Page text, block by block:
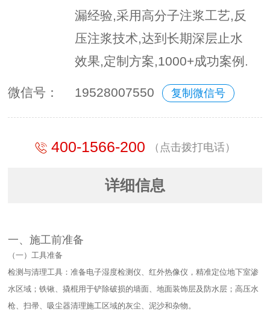
漏经验,采用高分子注浆工艺,反
压注浆技术,达到长期深层止水
效果,定制方案,1000+成功案例.
微信号： 19528007550 复制微信号
400-1566-200 （点击拨打电话）
详细信息
一、施工前准备​
（一）工具准备​
检测与清理工具：准备电子湿度检测仪、红外热像仪，精准定位地下室渗
水区域；铁锹、撬棍用于铲除破损的墙面、地面装饰层及防水层；高压水
枪、扫帚、吸尘器清理施工区域的灰尘、泥沙和杂物。​